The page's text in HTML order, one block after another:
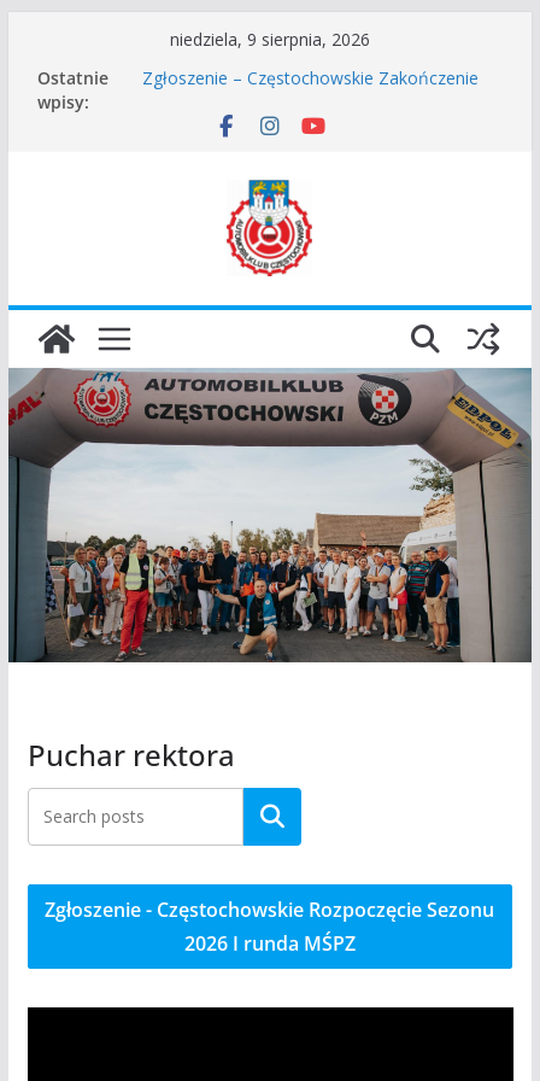
treści
niedziela, 9 sierpnia, 2026
Ostatnie
wpisy:
Zgłoszenie – Częstochowskie Zakończenie
45 Rajd Częstochowski zostaje odwołany.
I Gliwicki Classic Sprint o Puchar Prezydenta
Miasta Gliwice
Częstochowskie Rozpoczęcie Sezonu 2026
Puchar rektora
Szukaj
Zgłoszenie - Częstochowskie Rozpoczęcie Sezonu
2026 I runda MŚPZ